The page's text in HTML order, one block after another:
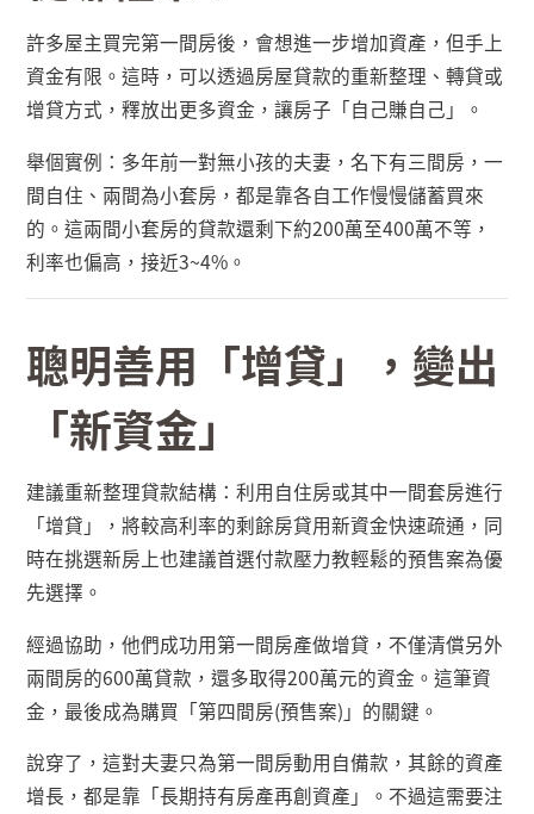
許多屋主買完第一間房後，會想進一步增加資產，但手上
資金有限。這時，可以透過房屋貸款的重新整理、轉貸或
增貸方式，釋放出更多資金，讓房子「自己賺自己」。
舉個實例：多年前一對無小孩的夫妻，名下有三間房，一
間自住、兩間為小套房，都是靠各自工作慢慢儲蓄買來
的。這兩間小套房的貸款還剩下約200萬至400萬不等，
利率也偏高，接近3~4% 。
聰明善用「增貸」，變出
「新資金」
建議重新整理貸款結構：利用自住房或其中一間套房進行
「增貸」，將較高利率的剩餘房貸用新資金快速疏通，同
時在挑選新房上也建議首選付款壓力教輕鬆的預售案為優
先選擇。
經過協助，他們成功用第一間房產做增貸，不僅清償另外
兩間房的600萬貸款，還多取得200萬元的資金。這筆資
金，最後成為購買「第四間房(預售案) 」的關鍵。
說穿了，這對夫妻只為第一間房動用自備款，其餘的資產
增長，都是靠「長期持有房產再創資產」。不過這需要注